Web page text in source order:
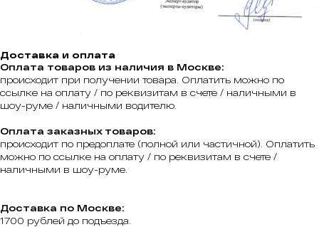
Доставка и оплата
Оплата товаров из наличия в Москве:
происходит при получении товара. Оплатить можно по
ссылке на оплату / по реквизитам в счете / наличными в
шоу-руме / наличными водителю.
Оплата заказных товаров:
происходит по предоплате (полной или частичной). Оплатить
можно по ссылке на оплату / по реквизитам в счете /
наличными в шоу-руме.
Доставка по Москве:
1700 рублей до подъезда.